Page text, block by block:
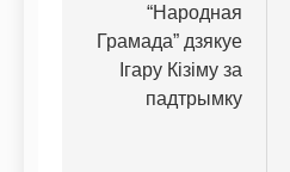
“Народная
Грамада” дзякуе
Ігару Кізіму за
падтрымку